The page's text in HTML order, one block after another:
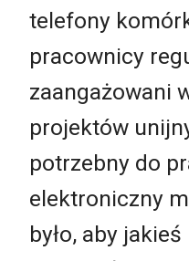
telefony
pracownicy
zaangażowani
projektów
potrzebny do
elektroniczny
było, aby